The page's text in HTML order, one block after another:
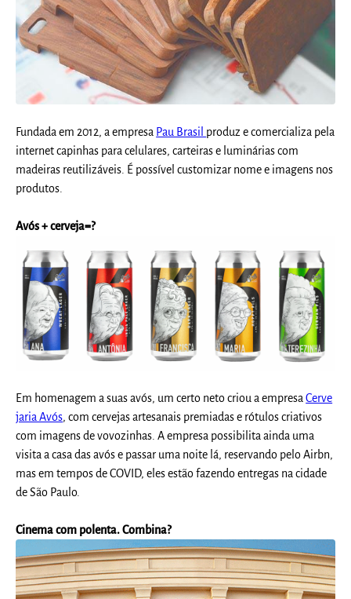
Fundada em 2012, a empresa Pau Brasil produz e comercializa pela
internet capinhas para celulares, carteiras e luminárias com
madeiras reutilizáveis. É possível customizar nome e imagens nos
produtos.
Avós + cerveja=?
Em homenagem a suas avós, um certo neto criou a empresaCerve
jaria Avós, com cervejas artesanais premiadas e rótulos criativos
com imagens de vovozinhas. A empresa possibilita ainda uma
visita a casa das avós e passar uma noite lá, reservando pelo Airbn,
mas em tempos de COVID, eles estão fazendo entregas na cidade
de São Paulo.
Cinema com polenta. Combina?